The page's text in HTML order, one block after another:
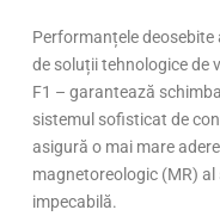
Performanțele
de soluții tehnologice de
F1 – garantează
sistemul sofisticat de
asigură o mai mare
magnetoreologic (MR)
impecabilă.